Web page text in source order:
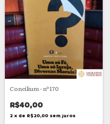
Concilium - nº 170
R$40,00
2 x de R$20,00 sem juros